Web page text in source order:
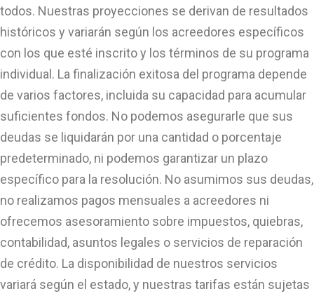
todos. Nuestras proyecciones se derivan de resultados
históricos y variarán según los acreedores específicos
con los que esté inscrito y los términos de su programa
individual. La finalización exitosa del programa depende
de varios factores, incluida su capacidad para acumular
suficientes fondos. No podemos asegurarle que sus
deudas se liquidarán por una cantidad o porcentaje
predeterminado, ni podemos garantizar un plazo
específico para la resolución. No asumimos sus deudas,
no realizamos pagos mensuales a acreedores ni
ofrecemos asesoramiento sobre impuestos, quiebras,
contabilidad, asuntos legales o servicios de reparación
de crédito. La disponibilidad de nuestros servicios
variará según el estado, y nuestras tarifas están sujetas